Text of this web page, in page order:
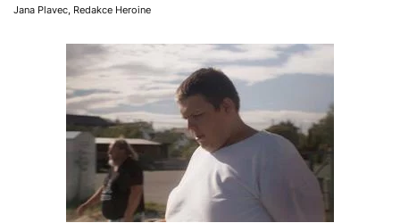
Jana Plavec, Redakce Heroine